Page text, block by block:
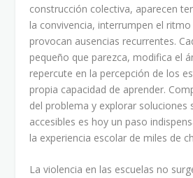
construcción colectiva, aparecen
la convivencia, interrumpen el
provocan ausencias recurrentes.
pequeño que parezca, modifica el
repercute en la percepción de los
propia capacidad de aprender.
del problema y explorar soluciones
accesibles es hoy un paso
la experiencia escolar de miles de
La violencia en las escuelas no